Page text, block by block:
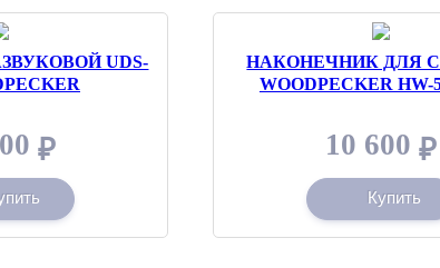
UDS-
₽
НАКОНЕЧНИК ДЛЯ
WOODPECKER HW-
10 600 ₽
Купить